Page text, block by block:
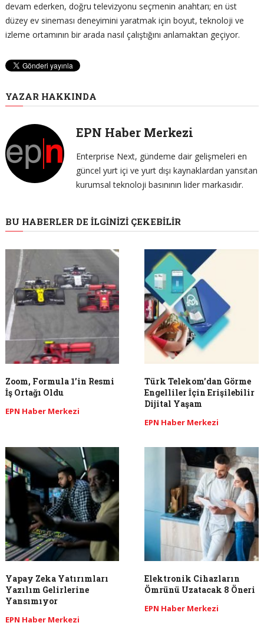
devam ederken, doğru televizyonu seçmenin anahtarı; en üst
düzey ev sineması deneyimini yaratmak için boyut, teknoloji ve
izleme ortamının bir arada nasıl çalıştığını anlamaktan geçiyor.
YAZAR HAKKINDA
EPN Haber Merkezi
Enterprise Next, gündeme dair gelişmeleri en
güncel yurt içi ve yurt dışı kaynaklardan yansıtan
kurumsal teknoloji basınının lider markasıdır.
BU HABERLER DE İLGINIZI ÇEKEBILIR
Zoom, Formula 1’in Resmi
İş Ortağı Oldu
EPN Haber Merkezi
Türk Telekom’dan Görme
Engelliler İçin Erişilebilir
Dijital Yaşam
EPN Haber Merkezi
Yapay Zeka Yatırımları
Yazılım Gelirlerine
Yansımıyor
EPN Haber Merkezi
Elektronik Cihazların
Ömrünü Uzatacak 8 Öneri
EPN Haber Merkezi